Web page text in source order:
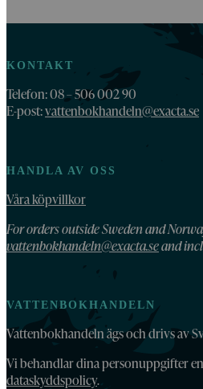
KONTAKT
Telefon: 08 – 506 002 90
E-post:vattenbokhandeln@exacta.se
HANDLA AV OSS
Våra köpvillkor
For orders outside Sweden and
vattenbokhandeln@exacta.seand
VATTENBOKHANDELN
Vattenbokhandeln ägs och drivs av
Vi behandlar dina personuppgifter
dataskyddspolicy.